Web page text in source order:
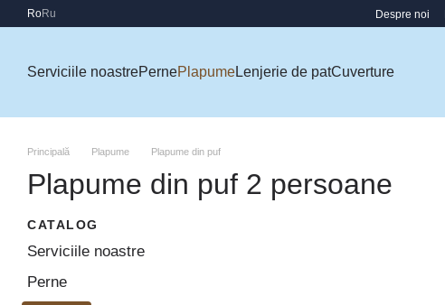
Mergi la conținutul principal
RoRu Despre noi
Serviciile noastrePernePlapumeLenjerie de patCuverture
Principală Plapume Plapume din puf
Plapume din puf 2 persoane
CATALOG
Serviciile noastre
Perne